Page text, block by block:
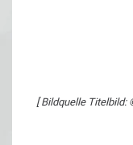
[ Bildquelle Titelbild: